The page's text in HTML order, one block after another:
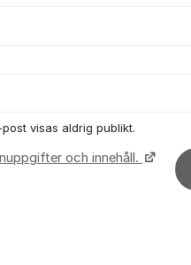
visas aldrig publikt.
och innehåll.